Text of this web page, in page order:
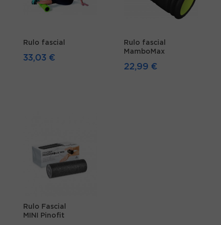
Rulo fascial
33,03 €
Rulo fascial
MamboMax
22,99 €
Rulo Fascial
MINI Pinofit